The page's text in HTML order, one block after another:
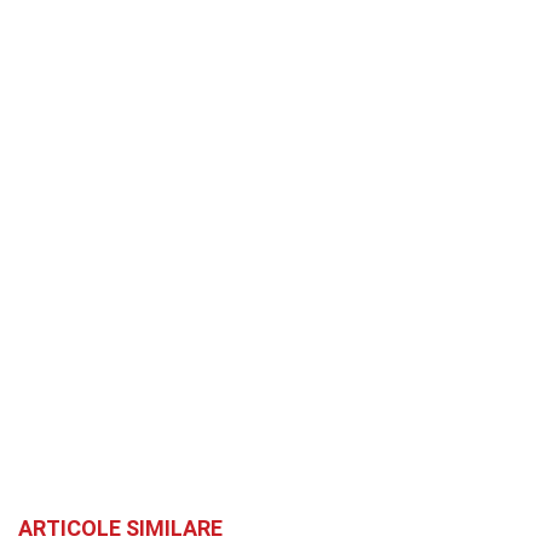
ARTICOLE SIMILARE